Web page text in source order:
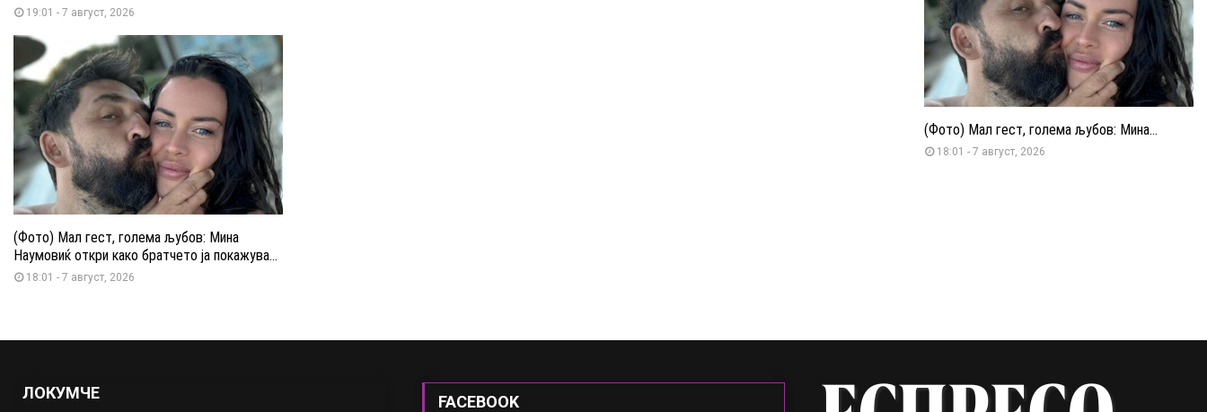
19:01 - 7 август, 2026
(Фото) Мал гест, голема љубов: Мина
Наумовиќ откри како братчето ја покажува...
18:01 - 7 август, 2026
(Фото) Мал гест, голема љубов: Мина...
18:01 - 7 август, 2026
ЛОКУМЧЕ FACEBOOK